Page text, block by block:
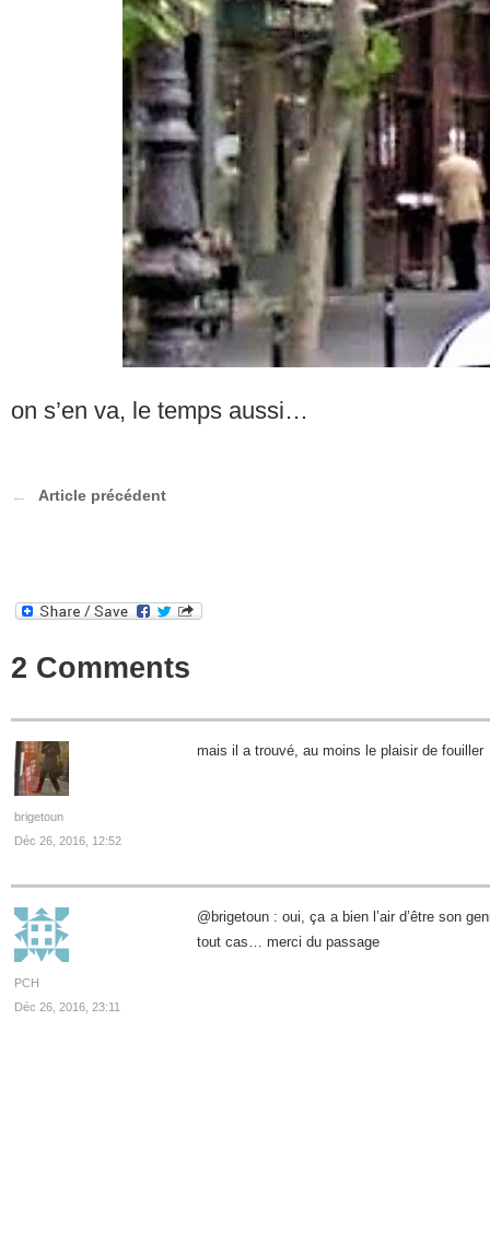
on s’en va, le temps aussi…
Article précédent
2 Comments
brigetoun
Déc 26, 2016, 12:52
mais il a trouvé, au moins le plaisir de fouiller
PCH
Déc 26, 2016, 23:11
@brigetoun : oui, ça a bien l’air d’être son
tout cas… merci du passage